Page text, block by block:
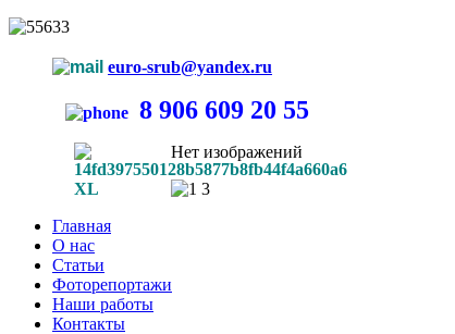
euro-srub@yandex.ru
8 906 609 20 55
Нет изображений
Главная
О нас
Статьи
Фоторепортажи
Наши работы
Контакты